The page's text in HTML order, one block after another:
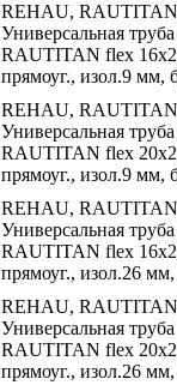
REHAU,
Универсальная труба
RAUTITAN flex
прямоуг., изол.9 мм,
REHAU,
Универсальная труба
RAUTITAN flex
прямоуг., изол.9 мм,
REHAU,
Универсальная труба
RAUTITAN flex
прямоуг., изол.26
REHAU,
Универсальная труба
RAUTITAN flex
прямоуг., изол.26